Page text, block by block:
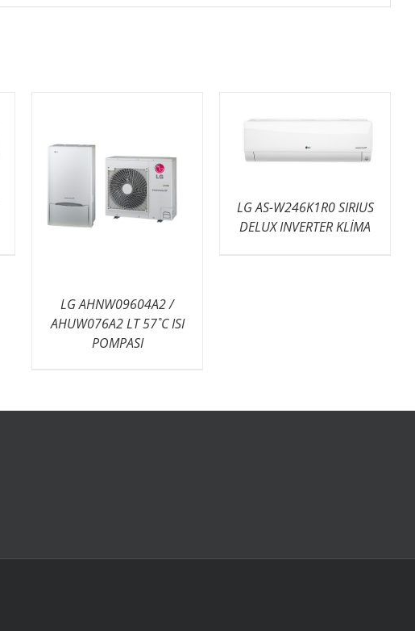
LG AHNW09604A2 /
AHUW076A2 LT 57˚C ISI
POMPASI
LG AS-W246K1R0 SIRIUS
DELUX INVERTER KLİMA